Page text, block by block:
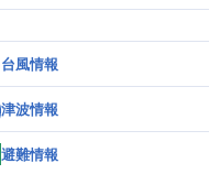
台風情報
津波情報
避難情報